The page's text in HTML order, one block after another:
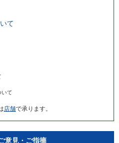
て
いて
店舗で承ります。
意見・ご指摘